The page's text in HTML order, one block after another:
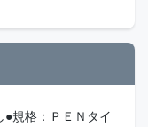
規格：ＰＥＮタイ